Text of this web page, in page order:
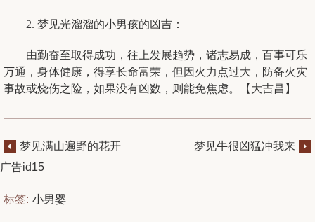
2. 梦见光溜溜的小男孩的凶吉：
由勤奋至取得成功，往上发展趋势，诸志易成，百事可乐
万通，身体健康，得享长命富荣，但因火力点过大，防备火灾
事故或烧伤之险，如果没有凶数，则能免焦虑。【大吉昌】
梦见满山遍野的花开
梦见牛很凶猛冲我来
广告id15
标签: 小男婴